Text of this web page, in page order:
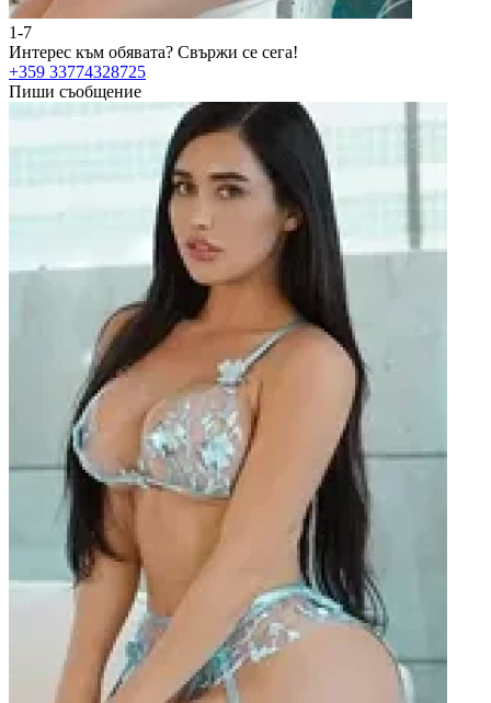
1-7
Интерес към обявата? Свържи се сега!
+359 33774328725
Пиши съобщение